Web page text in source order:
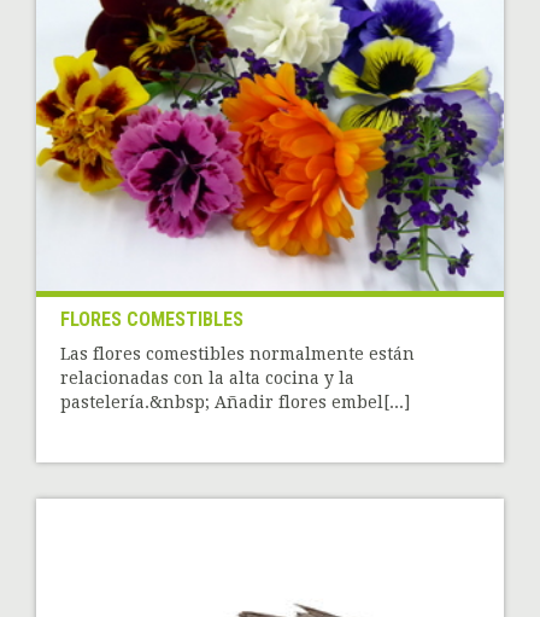
FLORES COMESTIBLES
Las flores comestibles normalmente están
relacionadas con la alta cocina y la
pastelería.&nbsp; Añadir flores embel[...]